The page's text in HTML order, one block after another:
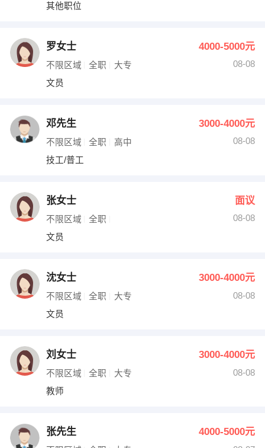
其他职位
罗女士 4000-5000元
不限区域 全职 大专
08-08
文员
邓先生 3000-4000元
不限区域 全职 高中
08-08
技工/普工
张女士 面议
不限区域 全职
08-08
文员
沈女士 3000-4000元
不限区域 全职 大专
08-08
文员
刘女士 3000-4000元
不限区域 全职 大专
08-08
教师
张先生 4000-5000元